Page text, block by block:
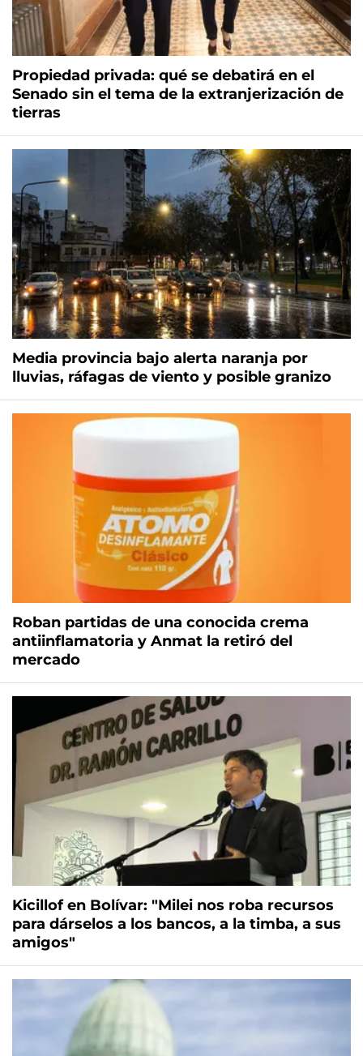
Propiedad privada: qué se debatirá en el
Senado sin el tema de la extranjerización de
tierras
Media provincia bajo alerta naranja por
lluvias, ráfagas de viento y posible granizo
Roban partidas de una conocida crema
antiinflamatoria y Anmat la retiró del
mercado
Kicillof en Bolívar: "Milei nos roba recursos
para dárselos a los bancos, a la timba, a sus
amigos"